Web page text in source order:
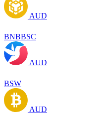
AUD
BNBBSC
AUD
BSW
AUD